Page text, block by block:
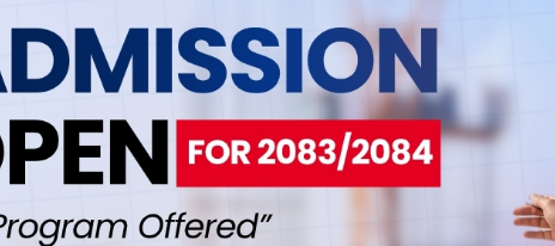
मात्रै नभई विदेशसम्म पुग्ने गरेको जनाउँदै अहिले माग बढे पनि
आफूहरुले अग्रजबाट निकै चासो दिएर सिकेको भन्दै अहिलेका नयाँ
बुन्ने पेसा लोप हुँदै गएको उहाँले बताउनुभयो । “अहिलेका पुस्ताले
गर्दैनन्, राडीपाखी बुन्न अली झन्झटिलो हुन्छ, त्यही भएर पनि होला
गाउँका अन्य मान्छेलाई पनि सिकाउन कोसिस गरेँ तर सकिन, चासोनै
भने त यो गाउँमा मान्छे नै हुन्न होला, अहिले मै मात्रै हुँ यसरी काम